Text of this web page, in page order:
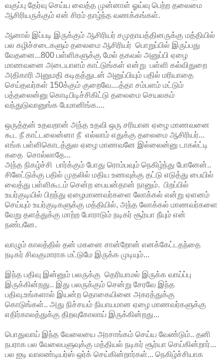
வகுப்பு தேர்வு செய்ய வைத்த முன்னாள் ஓய்வு பெற்ற தலைமை
ஆசிரியருக்கும் என் சிரம் தாழ்ந்த வணக்கங்கள்.
ஆனால் இப்படி இருக்கும் ஆசிரியர் சமுதாயத்தினருக்கு மத்தியில்
பல கழிச்சடைகளும் தலைமை ஆசிரியர் பொறுப்பில் இருப்பது
வேதனை...800 பள்ளிகளுக்கு மேல் தகவல் அனுப்பி ஏழை
மாணவனை அடையாளம் காட்டுங்கள் என்று பள்ளி கல்விதுறை
அதிகாரி அனுமதி கடிதத்துடன் அனுப்பியும் பதில் மரியாதை
செய்தவர்கள் 150க்கும் குறைவே....த்தா சம்பளம் மட்டும்
பத்தலைன்னு கொடிபிடிச்சிகிட்டு தலைமை செயலகம்
வந்துடுவானுங்க பேமானிங்க....
ஒருத்தன் உதவறான் அந்த உதவி ஒரு சரியான ஏழை மாணவனை
கூட நீ காட்டலைன்னா நீ எல்லாம் எதுக்கு தலைமை ஆசிரியர்...
எங்க பள்ளிகொடத்துல ஏழை மாணவனே இல்லைன்னு டாகல்ட்டி
கதை சொல்லாதே...
அந்த நிகழ்ச்சி பார்க்கும் போது ரொம்பவும் நெகிழ்ந்து போனேன்..
சிலேட்டுக்கு பதில் முதலில் மதிய உணவுக்கு தட்டு எடுத்து பையில்
வைத்து பள்ளிகூடம் சென்ற பையன்தான் நானும். பிறப்பில்
உயர்குடியில் பிறந்து ஏழைமாணவர்களை லோக்கல் என்று ஏளனம்
செய்யும் உயர்குடிகளுக்கு மத்தியில், அந்த லோக்கல் மாணவர்களை
வேறு தளத்துக்கு மாற்ற போராடும் நடிகர் சூர்யா நீயும் என்
நண்பனே.
வாழும் காலத்தில் தன் மகனை சான்றோன் எனக்கேட்டதந்தை
நடிகர் சிவகுமாராக மட்டுமே இருக்க முடியும்...
இந்த பதிவு இன்னும் பலருக்கு தெரியாமல் இருக்க வாய்ப்பு
இருக்கின்றது.. இது பலருக்கும் சென்று சேரவே இந்த
பதிவு.உங்களால் இயன்ற தொகையினை அகரத்துக்கு
கொடுங்கள்.. அது நிச்சயம் நியாயமான ஏழை மாணவர்களுக்கு
எதிர்காலத்துக்கு திறவுகோலாய் இருக்கின்றது...
பொதுவாய் இந்த வேலையை அரசாங்கம் செய்ய வேண்டும்.. தனி
நபராக பல வேலைபளுவுக்கு மத்தியல் நடிகர் சூர்யா செய்கின்றார்...
பல ஐடி வாலண்டியர்ஸ் ஒர்க் செய்கின்றார்கள்... நெகிழ்ச்சியாக